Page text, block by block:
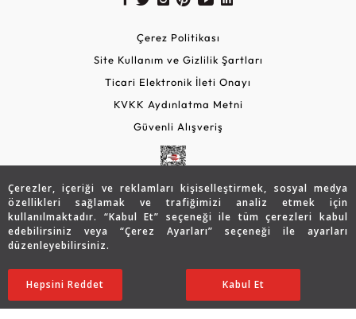
Çerezler, içeriği ve reklamları kişiselleştirmek, sosyal medya
özellikleri sağlamak ve trafiğimizi analiz etmek için
kullanılmaktadır. “Kabul Et” seçeneği ile tüm çerezleri kabul
edebilirsiniz veya “Çerez Ayarları” seçeneği ile ayarları
düzenleyebilirsiniz.
Ayarları Düzenle
Hepsini Reddet Kabul Et
47.155 TL
32.982TL SATIN ALIN
Çerez Politikası
Site Kullanım ve Gizlilik Şartları
Ticari Elektronik İleti Onayı
KVKK Aydınlatma Metni
Güvenli Alışveriş
Copyright © 2026 Assos Pırlanta - Bu sitenin tüm hakları